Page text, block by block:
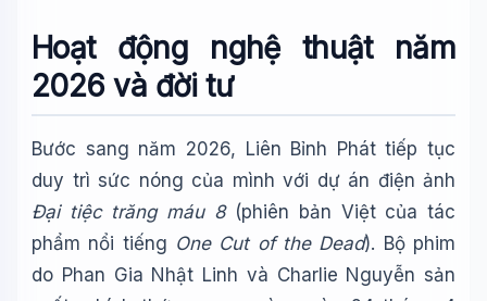
Hoạt động nghệ thuật năm
2026 và đời tư
Bước sang năm 2026, Liên Bỉnh Phát tiếp tục
duy trì sức nóng của mình với dự án điện ảnh
Đại tiệc trăng máu 8(phiên bản Việt của tác
phẩm nổi tiếng One Cut of the Dead). Bộ phim
do Phan Gia Nhật Linh và Charlie Nguyễn sản